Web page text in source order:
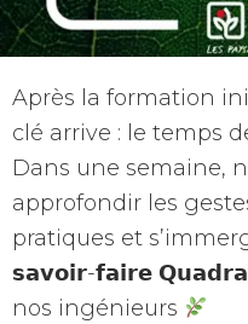
Après la formation
clé arrive : le temps
Dans une semaine,
approfondir les
pratiques et
𝘀𝗮𝘃𝗼𝗶𝗿-𝗳𝗮𝗶𝗿𝗲
nos ingénieurs